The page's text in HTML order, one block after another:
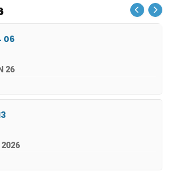
06
26
2026